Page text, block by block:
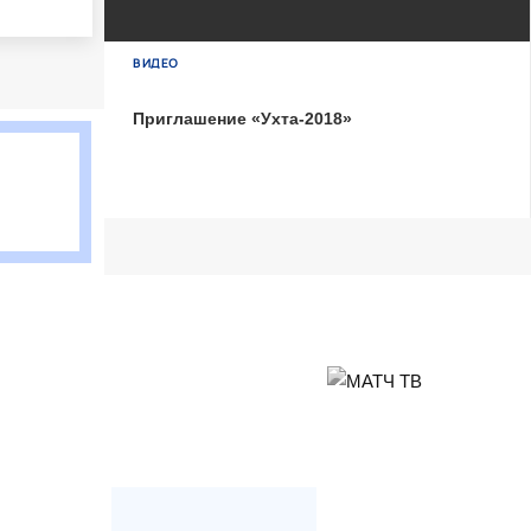
«Центральный». Тюмень
ВИДЕО
Приглашение «Ухта-2018»